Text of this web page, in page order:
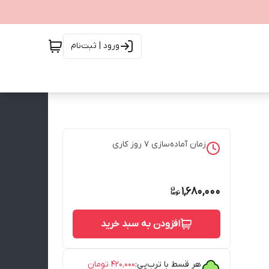
ورود | ثبت‌نام
زمان آماده‌سازی 7 روز کاری
1,680,000
افزودن به سبد خرید
هر قسط با ترب‌پی:۴۲۰٬۰۰۰ تومان